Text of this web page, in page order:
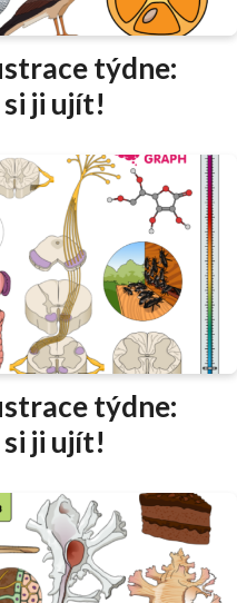
týdne:
ji ujít!
týdne:
ji ujít!